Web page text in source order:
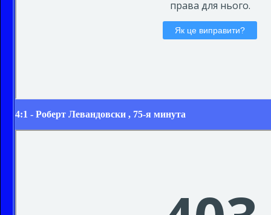
4:1 - Роберт Левандовски , 75-я минута